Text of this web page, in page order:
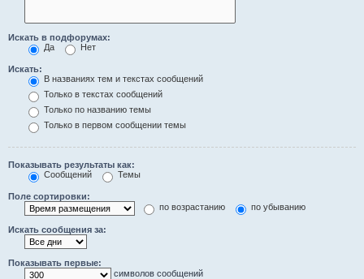
Искать в подфорумах:
Да
Нет
Искать:
В названиях тем и текстах сообщений
Только в текстах сообщений
Только по названию темы
Только в первом сообщении темы
Показывать результаты как:
Сообщений
Темы
Поле сортировки:
по возрастанию
по убыванию
Искать сообщения за:
Показывать первые:
символов сообщений